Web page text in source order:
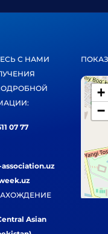
С НАМИ
07 77
Asian
+
−